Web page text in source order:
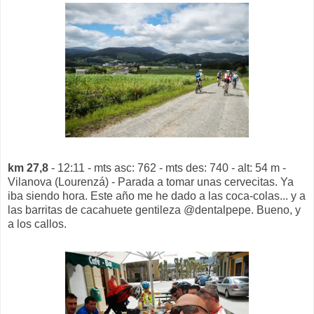
km 27,8 - 12:11 - mts asc: 762 - mts des: 740 - alt: 54 m -
Vilanova (Lourenzá) - Parada a tomar unas cervecitas. Ya
iba siendo hora. Este año me he dado a las coca-colas... y a
las barritas de cacahuete gentileza @dentalpepe. Bueno, y
a los callos.